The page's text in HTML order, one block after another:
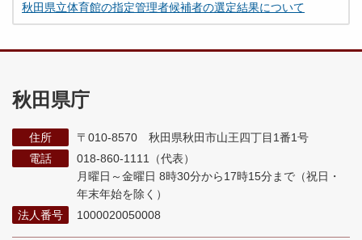
秋田県立体育館の指定管理者候補者の選定結果について
秋田県庁
住所
〒010-8570 秋田県秋田市山王四丁目1番1号
電話
018-860-1111（代表）
月曜日～金曜日 8時30分から17時15分まで （祝日・
年末年始を除く）
法人番号
1000020050008